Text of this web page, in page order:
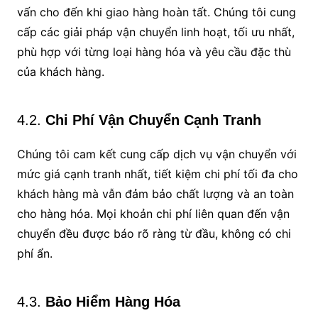
vấn cho đến khi giao hàng hoàn tất. Chúng tôi cung
cấp các giải pháp vận chuyển linh hoạt, tối ưu nhất,
phù hợp với từng loại hàng hóa và yêu cầu đặc thù
của khách hàng.
4.2. Chi Phí Vận Chuyển Cạnh Tranh
Chúng tôi cam kết cung cấp dịch vụ vận chuyển với
mức giá cạnh tranh nhất, tiết kiệm chi phí tối đa cho
khách hàng mà vẫn đảm bảo chất lượng và an toàn
cho hàng hóa. Mọi khoản chi phí liên quan đến vận
chuyển đều được báo rõ ràng từ đầu, không có chi
phí ẩn.
4.3. Bảo Hiểm Hàng Hóa